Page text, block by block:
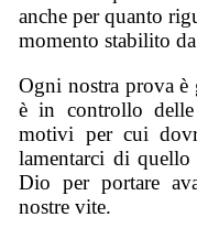
anche per quanto
momento stabilito
Ogni nostra prova è
è in controllo
motivi per cui
lamentarci di
Dio per portare
nostre vite.